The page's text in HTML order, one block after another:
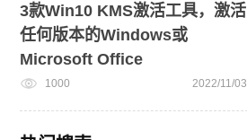
3款Win10 KMS激活工具，激活
任何版本的Windows或
Microsoft Office
1000 2022/11/03